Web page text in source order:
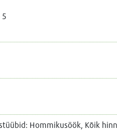
5
Hommikusöök, Kõik